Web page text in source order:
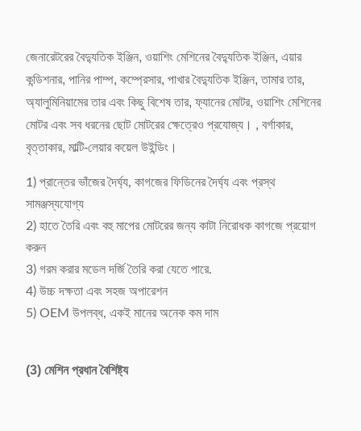
পাওয়ার সাপ্লাই
0.5kW
মেশিনের ওজন প্রায় 160 কেজি
মাত্রা (L x W x H) 500 x 900 x 1200 মিমি
জেনারেটরের বৈদ্যুতিক ইঞ্জিন, ওয়াশিং মেশিনের বৈদ্যুতিক ইঞ্জিন, এয়ার
কন্ডিশনার, পানির পাম্প, কম্প্রেসার, পাখার বৈদ্যুতিক ইঞ্জিন, তামার তার,
অ্যালুমিনিয়ামের তার এবং কিছু বিশেষ তার, ফ্যানের মোটর, ওয়াশিং মেশিনের
মোটর এবং সব ধরনের ছোট মোটরের ক্ষেত্রেও প্রযোজ্য। , বর্গাকার,
বৃত্তাকার, মাল্টি-লেয়ার কয়েল উইন্ডিং।
1) প্রান্তের ভাঁজের দৈর্ঘ্য, কাগজের ফিডিনের দৈর্ঘ্য এবং প্রস্থ
সামঞ্জস্যযোগ্য
2) হাতে তৈরি এবং বহু মাপের মোটরের জন্য কাটা নিরোধক কাগজে প্রয়োগ
করুন
3) গরম করার মডেল দর্জি তৈরি করা যেতে পারে.
4) উচ্চ দক্ষতা এবং সহজ অপারেশন
5) OEM উপলব্ধ, একই মানের অনেক কম দাম
(3) মেশিন প্রধান বৈশিষ্ট্য